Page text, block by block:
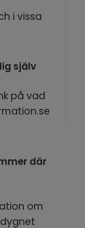
i vissa
själv
på vad
där
om